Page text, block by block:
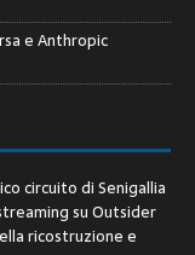
e Anthropic
circuito di Senigallia
su Outsider
ricostruzione e